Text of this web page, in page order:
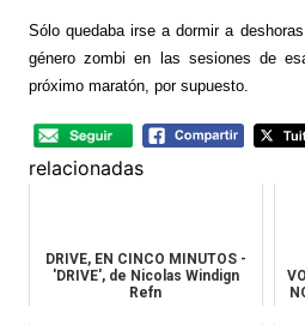
Sólo quedaba irse a dormir a
género zombi en las sesiones de
próximo maratón, por supuesto.
relacionadas
DRIVE, EN CINCO MINUTOS -
'DRIVE', de Nicolas Windign
Refn